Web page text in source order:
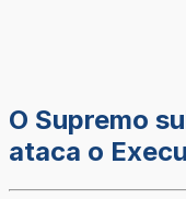
O Supremo
ataca o